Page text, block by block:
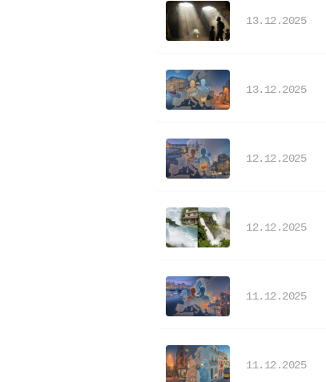
13.12.2025
13.12.2025
12.12.2025
12.12.2025
11.12.2025
11.12.2025